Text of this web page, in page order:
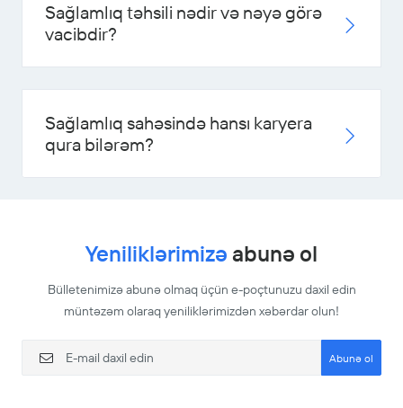
Sağlamlıq təhsili nədir və nəyə görə
vacibdir?
Sağlamlıq sahəsində hansı karyera
qura bilərəm?
Yeniliklərimizə abunə ol
Bülletenimizə abunə olmaq üçün e-poçtunuzu daxil edin
müntəzəm olaraq yeniliklərimizdən xəbərdar olun!
Abunə ol